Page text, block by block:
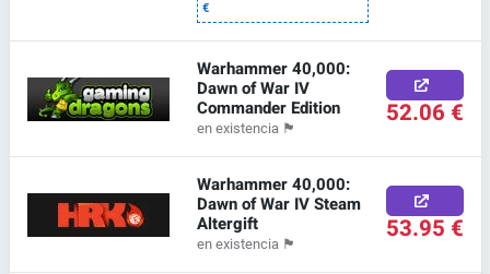
€
Warhammer 40,000:
Dawn of War IV
Commander Edition
en existencia 🏴 52.06 €
Warhammer 40,000:
Dawn of War IV Steam
Altergift
en existencia 🏴 53.95 €